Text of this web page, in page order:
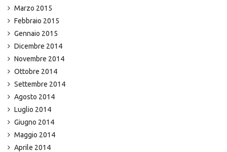
Marzo 2015
Febbraio 2015
Gennaio 2015
Dicembre 2014
Novembre 2014
Ottobre 2014
Settembre 2014
Agosto 2014
Luglio 2014
Giugno 2014
Maggio 2014
Aprile 2014